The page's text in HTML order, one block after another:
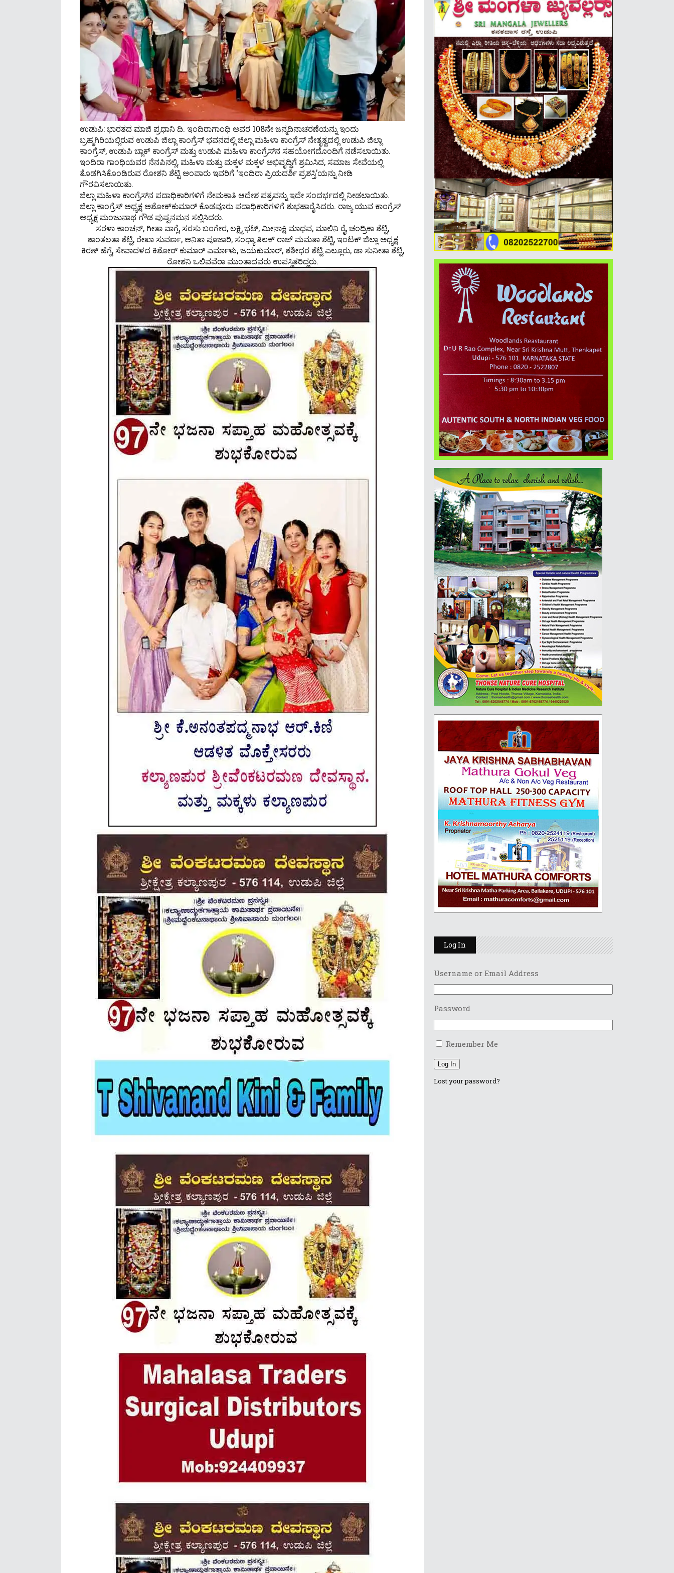
ಉಡುಪಿ: ಭಾರತದ ಮಾಜಿ ಪ್ರಧಾನಿ ದಿ. ಇಂದಿರಾಗಾಂಧಿ ಅವರ 108ನೇ ಜನ್ಮದಿನಾಚರಣೆಯನ್ನು ಇಂದು
ಬ್ರಹ್ಮಗಿರಿಯಲ್ಲಿರುವ ಉಡುಪಿ ಜಿಲ್ಲಾ ಕಾಂಗ್ರೆಸ್ ಭವನದಲ್ಲಿ ಜಿಲ್ಲಾ ಮಹಿಳಾ ಕಾಂಗ್ರೆಸ್ ನೇತೃತ್ವದಲ್ಲಿ ಉಡುಪಿ ಜಿಲ್ಲಾ
ಕಾಂಗ್ರೆಸ್, ಉಡುಪಿ ಬ್ಲಾಕ್ ಕಾಂಗ್ರೆಸ್ ಮತ್ತು ಉಡುಪಿ ಮಹಿಳಾ ಕಾಂಗ್ರೆಸ್‌ನ ಸಹಯೋಗದೊಂದಿಗೆ ನಡೆಸಲಾಯಿತು.
ಇಂದಿರಾ ಗಾಂಧಿಯವರ ನೆನಪಿನಲ್ಲಿ, ಮಹಿಳಾ ಮತ್ತು ಮಕ್ಕಳ ಮಕ್ಕಳ ಅಭಿವೃದ್ಧಿಗೆ ಶ್ರಮಿಸಿದ, ಸಮಾಜ ಸೇವೆಯಲ್ಲಿ
ತೊಡಗಿಸಿಕೊಂಡಿರುವ ರೋಶನಿ ಶೆಟ್ಟಿ ಅಂಪಾರು ಇವರಿಗೆ ‘ಇಂದಿರಾ ಪ್ರಿಯದರ್ಶಿ ಪ್ರಶಸ್ತಿ’ಯನ್ನು ನೀಡಿ
ಗೌರವಿಸಲಾಯಿತು.
ಜಿಲ್ಲಾ ಮಹಿಳಾ ಕಾಂಗ್ರೆಸ್‌ನ ಪದಾಧಿಕಾರಿಗಳಿಗೆ ನೇಮಕಾತಿ ಆದೇಶ ಪತ್ರವನ್ನು ಇದೇ ಸಂದರ್ಭದಲ್ಲಿ ನೀಡಲಾಯಿತು.
ಜಿಲ್ಲಾ ಕಾಂಗ್ರೆಸ್ ಅಧ್ಯಕ್ಷ ಅಶೋಕ್‌ಕುಮಾರ್ ಕೊಡವೂರು ಪದಾಧಿಕಾರಿಗಳಿಗೆ ಶುಭಹಾರೈಸಿದರು. ರಾಜ್ಯ ಯುವ ಕಾಂಗ್ರೆಸ್
ಅಧ್ಯಕ್ಷ ಮಂಜುನಾಥ ಗೌಡ ಪುಷ್ಪನಮನ ಸಲ್ಲಿಸಿದರು.
ಸರಳಾ ಕಾಂಚನ್, ಗೀತಾ ವಾಗ್ಲೆ, ಸರಸು ಬಂಗೇರ, ಲಕ್ಷ್ಮಿ ಭಟ್, ಮೀನಾಕ್ಷಿ ಮಾಧವ, ಮಾಲಿನಿ ರೈ, ಚಂದ್ರಿಕಾ ಶೆಟ್ಟಿ,
ಶಾಂತಲತಾ ಶೆಟ್ಟಿ, ರೇಖಾ ಸುವರ್ಣ, ಅನಿತಾ ಪೂಜಾರಿ, ಸಂಧ್ಯಾ ತಿಲಕ್‌ ರಾಜ್ ಮಮತಾ ಶೆಟ್ಟಿ, ಇಂಟಕ್ ಜಿಲ್ಲಾ ಅಧ್ಯಕ್ಷ
ಕಿರಣ್ ಹೆಗ್ಡೆ, ಸೇವಾದಳದ ಕಿಶೋರ್ ಕುಮಾರ್ ಎರ್ಮಾಳು, ಜಯಕುಮಾರ್, ಶಶೀಧರ ಶೆಟ್ಟಿ ಎಲ್ಲೂರು, ಡಾ ಸುನೀತಾ ಶೆಟ್ಟಿ,
ರೋಶನಿ ಒಲಿವವೆರಾ ಮುಂತಾದವರು ಉಪಸ್ಥಿತರಿದ್ದರು.
Log In
Username or Email Address
Password
Remember Me
Log In
Lost your password?